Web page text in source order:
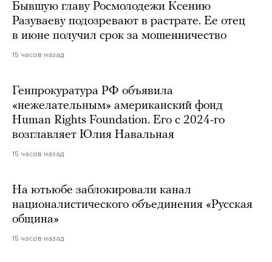
Бывшую главу Росмолодежи Ксению
Разуваеву подозревают в растрате. Ее отец
в июне получил срок за мошенничество
15 часов назад
Генпрокуратура РФ объявила
«нежелательным» американский фонд
Human Rights Foundation. Его с 2024-го
возглавляет Юлия Навальная
15 часов назад
На ютьюбе заблокировали канал
националистического объединения «Русская
община»
15 часов назад